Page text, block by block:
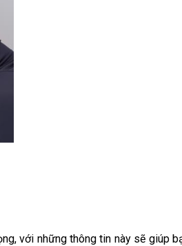
với những thông tin này sẽ giúp